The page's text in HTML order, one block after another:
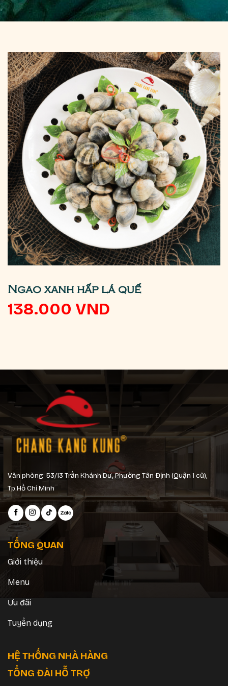
Ngao xanh hấp lá quế
138.000 VND
Văn phòng: 53/13 Trần Khánh Dư, Phường Tân Định (Quận 1 cũ),
Tp.Hồ Chí Minh
TỔNG QUAN
Giới thiệu
Menu
Ưu đãi
Tuyển dụng
HỆ THỐNG NHÀ HÀNG
TỔNG ĐÀI HỖ TRỢ